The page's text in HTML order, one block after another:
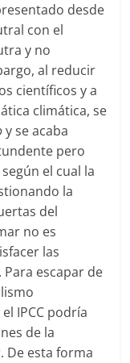
desde
con el
y no
al reducir
científicos y a
climática, se
y se acaba
pero
el cual la
la
del
no es
las
escapar de
IPCC podría
de la
De esta forma